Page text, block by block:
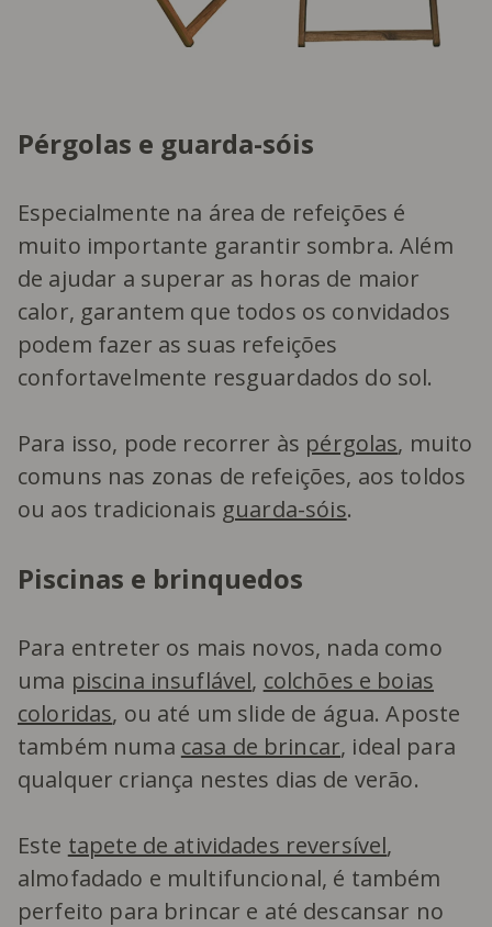
Pérgolas e guarda-sóis
Especialmente na área de refeições é
muito importante garantir sombra. Além
de ajudar a superar as horas de maior
calor, garantem que todos os convidados
podem fazer as suas refeições
confortavelmente resguardados do sol.
Para isso, pode recorrer às pérgolas, muito
comuns nas zonas de refeições, aos toldos
ou aos tradicionais guarda-sóis.
Piscinas e brinquedos
Para entreter os mais novos, nada como
uma piscina insuflável, colchões e boias
coloridas, ou até um slide de água. Aposte
também numa casa de brincar, ideal para
qualquer criança nestes dias de verão.
Este tapete de atividades reversível,
almofadado e multifuncional, é também
perfeito para brincar e até descansar no